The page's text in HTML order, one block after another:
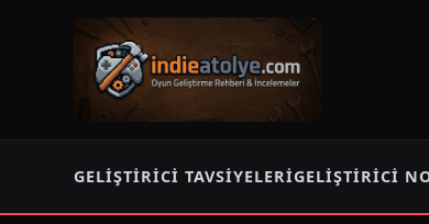
GELIŞTIRICI TAVSIYELERIGELIŞTIRICI